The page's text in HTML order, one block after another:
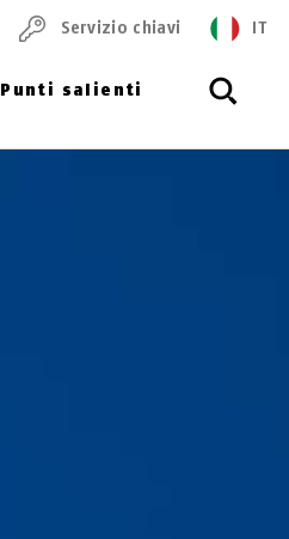
Punti salienti
Servizio chiavi IT